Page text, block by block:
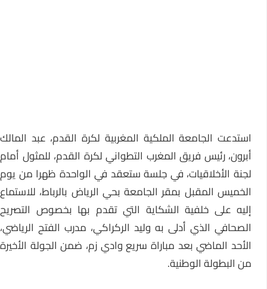
استدعت الجامعة الملكية المغربية لكرة القدم، عبد المالك
أبرون، رئيس فريق المغرب التطواني لكرة القدم، للمثول أمام
لجنة الأخلاقيات، في جلسة ستعقد في الواحدة ظهرا من يوم
الخميس المقبل بمقر الجامعة بحي الرياض بالرباط، للاستماع
إليه على خلفية الشكاية التي تقدم بها بخصوص التصريح
الصحافي الذي أدلى به وليد الركراكي، مدرب الفتح الرياضي،
الأحد الماضي بعد مباراة سريع وادي زم، ضمن الجولة الأخيرة
من البطولة الوطنية.